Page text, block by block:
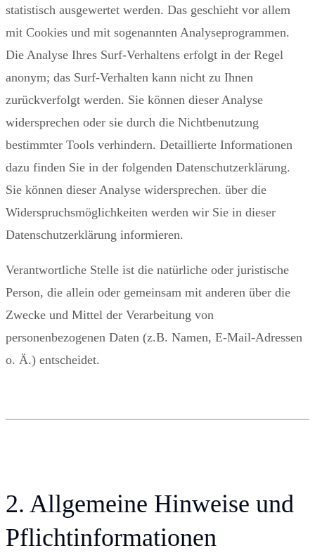
statistisch ausgewertet werden. Das geschieht vor allem
mit Cookies und mit sogenannten Analyseprogrammen.
Die Analyse Ihres Surf-Verhaltens erfolgt in der Regel
anonym; das Surf-Verhalten kann nicht zu Ihnen
zurückverfolgt werden. Sie können dieser Analyse
widersprechen oder sie durch die Nichtbenutzung
bestimmter Tools verhindern. Detaillierte Informationen
dazu finden Sie in der folgenden Datenschutzerklärung.
Sie können dieser Analyse widersprechen. über die
Widerspruchsmöglichkeiten werden wir Sie in dieser
Datenschutzerklärung informieren.
Verantwortliche Stelle ist die natürliche oder juristische
Person, die allein oder gemeinsam mit anderen über die
Zwecke und Mittel der Verarbeitung von
personenbezogenen Daten (z.B. Namen, E-Mail-Adressen
o. Ä.) entscheidet.
2. Allgemeine Hinweise und
Pflichtinformationen